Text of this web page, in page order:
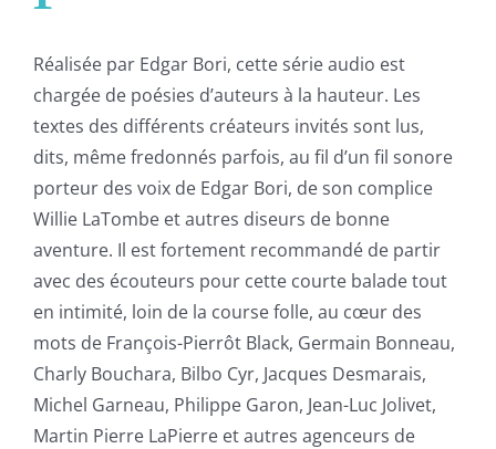
Réalisée par Edgar Bori, cette série audio est
chargée de poésies d’auteurs à la hauteur. Les
textes des différents créateurs invités sont lus,
dits, même fredonnés parfois, au fil d’un fil sonore
porteur des voix de Edgar Bori, de son complice
Willie LaTombe et autres diseurs de bonne
aventure. Il est fortement recommandé de partir
avec des écouteurs pour cette courte balade tout
en intimité, loin de la course folle, au cœur des
mots de François-Pierrôt Black, Germain Bonneau,
Charly Bouchara, Bilbo Cyr, Jacques Desmarais,
Michel Garneau, Philippe Garon, Jean-Luc Jolivet,
Martin Pierre LaPierre et autres agenceurs de